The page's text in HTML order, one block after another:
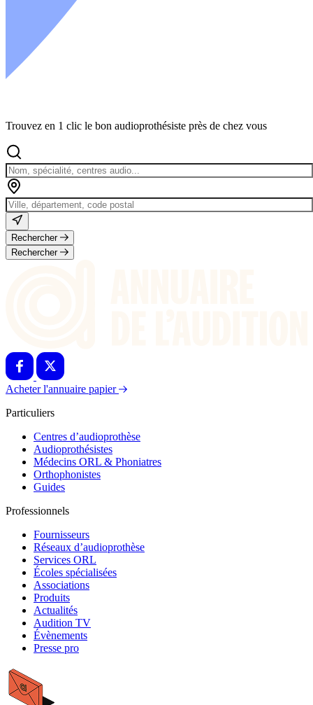
Trouvez en 1 clic le bon audioprothésiste près de chez vous
Rechercher
Rechercher
Acheter l'annuaire papier
Particuliers
Centres d’audioprothèse
Audioprothésistes
Médecins ORL & Phoniatres
Orthophonistes
Guides
Professionnels
Fournisseurs
Réseaux d’audioprothèse
Services ORL
Écoles spécialisées
Associations
Produits
Actualités
Audition TV
Évènements
Presse pro